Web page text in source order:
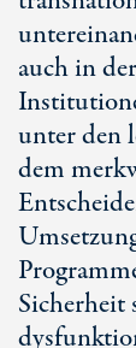
auch in
unter den
dem
Sicherheit